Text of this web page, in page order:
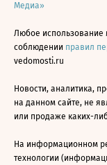
Медиа»
Любое использование
соблюдении правил
vedomosti.ru
Новости, аналитика,
на данном сайте, не
или продаже каких-
На информационном
технологии